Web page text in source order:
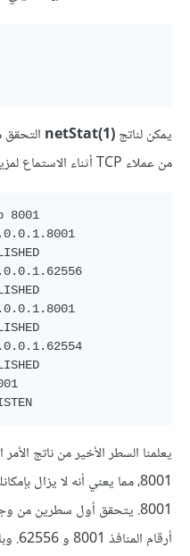
يمكن لناتج(1)netStat
من عملاء TCP أثناء الاستماع لمزيد من الاتصالات:
8001
يعلمنا السطر الأخير من ناتج